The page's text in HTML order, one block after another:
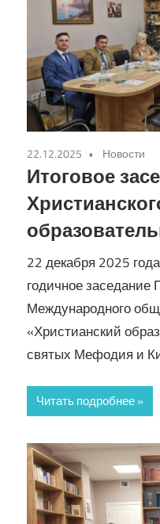
22.12.2025 Новости
Итоговое
22 декабря 2025
годичное заседание
Международного
«Христианский
святых Мефодия и
Читать подробнее